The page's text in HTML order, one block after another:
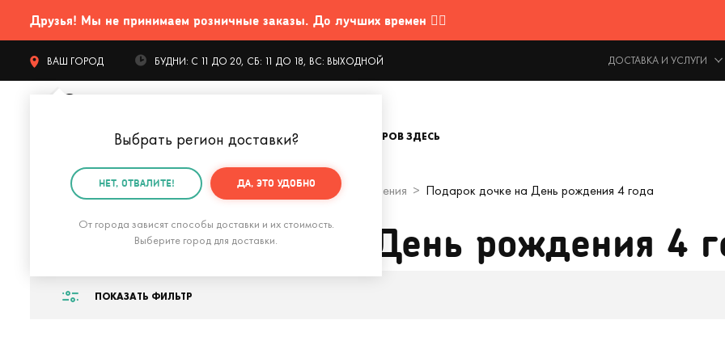
Друзья! Мы не принимаем розничные заказы. До лучших времен 🤷‍♂️
ВАШ ГОРОД
Выбрать регион доставки?
НЕТ, ОТВАЛИТЕ! ДА, ЭТО УДОБНО
От города зависят способы доставки и их стоимость.
Выберите город для доставки.
БУДНИ: С 11 ДО 20, СБ: 11 ДО 18, ВС: ВЫХОДНОЙ ДОСТАВКА И УСЛУГИ
КАТАЛОГ ТОВАРОВ ЗДЕСЬ
Главная Подарок дочке Подарок дочке на День рождения Подарок дочке на День рождения 4 года
Подарок дочке на День рождения 4
ПОКАЗАТЬ ФИЛЬТР